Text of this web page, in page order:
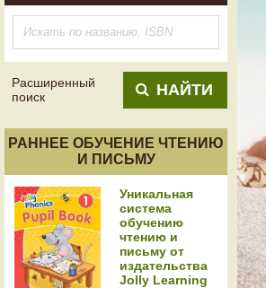
Расширенный
поиск
НАЙТИ
РАННЕЕ ОБУЧЕНИЕ ЧТЕНИЮ
И ПИСЬМУ
Уникальная
система
обучению
чтению и
письму от
издательства
Jolly Learning